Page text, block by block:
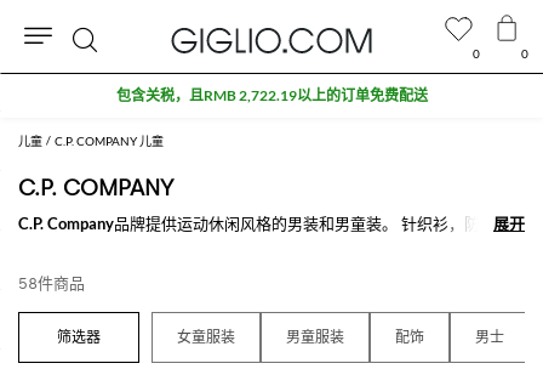
儿童 C.P. COMPANY 儿童
C.P. COMPANY
C.P. Company品牌提供运动休闲风格的男装和男童装。 针织衫，防风
是连帽登山服配有护目镜连在帽子上，在寒冷，下雨和强风的情况下保护
穿着它的人。 此外，知道C.P. Company单品所采用的原材料都是超高品
质的，如科技弹性面料。
展开
展开
58件商品
女童服装 男童服装 配饰 男士
0 0
折扣专区额外九折